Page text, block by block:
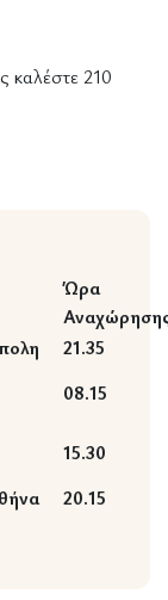
καλέστε 210
Ώρα
21.35
08.15
15.30
20.15